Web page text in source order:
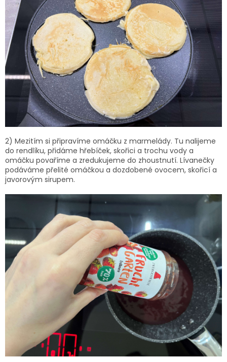
2) Mezitím si připravíme omáčku z marmelády. Tu nalijeme
do rendlíku, přidáme hřebíček, skořici a trochu vody a
omáčku povaříme a zredukujeme do zhoustnutí. Lívanečky
podáváme přelité omáčkou a dozdobené ovocem, skořicí a
javorovým sirupem.